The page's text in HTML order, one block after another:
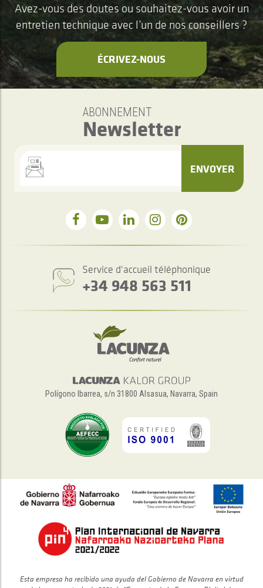
Avez-vous des doutes ou souhaitez-vous avoir un
entretien technique avec l’un de nos conseillers ?
ÉCRIVEZ-NOUS
ABONNEMENT
Newsletter
ENVOYER
Service d'accueil téléphonique
+34 948 563 511
Polígono Ibarrea, s/n 31800 Alsasua, Navarra, Spain
Esta empresa ha recibido una ayuda del Gobierno de Navarra en virtud